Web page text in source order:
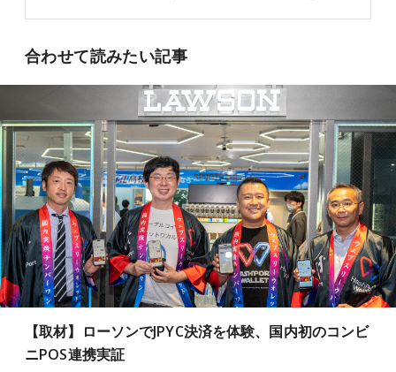
合わせて読みたい記事
【取材】ローソンでJPYC決済を体験、国内初のコンビ
ニPOS連携実証